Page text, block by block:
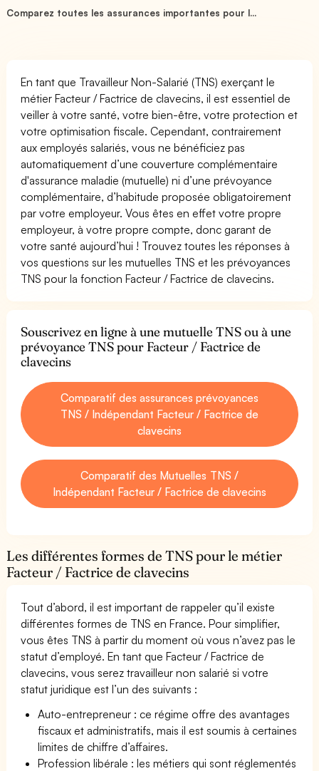
Comparez toutes les assurances importantes pour l...
En tant que Travailleur Non-Salarié (TNS) exerçant le
métier Facteur / Factrice de clavecins, il est essentiel de
veiller à votre santé, votre bien-être, votre protection et
votre optimisation fiscale. Cependant, contrairement
aux employés salariés, vous ne bénéficiez pas
automatiquement d’une couverture complémentaire
d'assurance maladie (mutuelle) ni d’une prévoyance
complémentaire, d’habitude proposée obligatoirement
par votre employeur. Vous êtes en effet votre propre
employeur, à votre propre compte, donc garant de
votre santé aujourd’hui ! Trouvez toutes les réponses à
vos questions sur les mutuelles TNS et les prévoyances
TNS pour la fonction Facteur / Factrice de clavecins.
Souscrivez en ligne à une mutuelle TNS ou à une
prévoyance TNS pour Facteur / Factrice de
clavecins
Comparatif des assurances prévoyances
TNS / Indépendant Facteur / Factrice de
clavecins
Comparatif des Mutuelles TNS /
Indépendant Facteur / Factrice de clavecins
Les différentes formes de TNS pour le métier
Facteur / Factrice de clavecins
Tout d’abord, il est important de rappeler qu’il existe
différentes formes de TNS en France. Pour simplifier,
vous êtes TNS à partir du moment où vous n’avez pas le
statut d’employé. En tant que Facteur / Factrice de
clavecins, vous serez travailleur non salarié si votre
statut juridique est l’un des suivants :
Auto-entrepreneur : ce régime offre des avantages
fiscaux et administratifs, mais il est soumis à certaines
limites de chiffre d’affaires.
Profession libérale : les métiers qui sont réglementés